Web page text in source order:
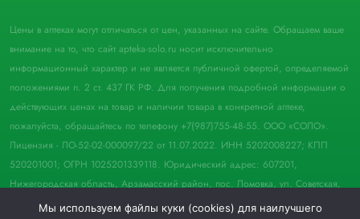
Цены в аптеках могут отличаться от цен, указанных на сайте. Обращаем ваше
внимание на то, что сайт apteka-solo.ru носит исключительно
информационный характер и не является публичной офертой, определяемой
положениями п. 2 ст. 437 ГК РФ. Для получения подробной информации о
действующих ценах на товар и наличии товара в конкретной аптеке,
пожалуйста, обращайтесь по телефону +7(987)755-48-55. ООО «СОЛО».
Лицензия - ЛО-52-02-000097/22 от 11.07.2022. ИНН 5202008227; КПП
520201001; ОГРН 1025201339118. Юридический адрес: 607201,
Нижегородская область, Арзамасский район, пос. Ломовка, ул. Советская,
д. 33, пом. 21.
Мы используем файлы куки (cookies) для наилучшего